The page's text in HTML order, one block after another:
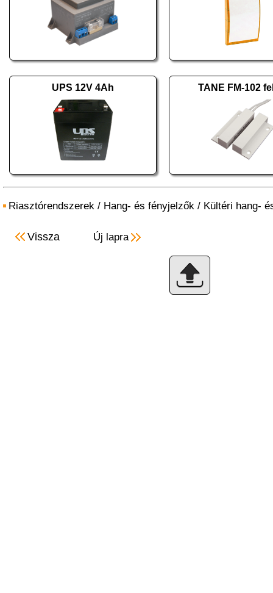
UPS 12V 4Ah TANE FM-102
Riasztórendszerek / Hang- és fényjelzők / Kültéri hang-
Vissza Új lapra